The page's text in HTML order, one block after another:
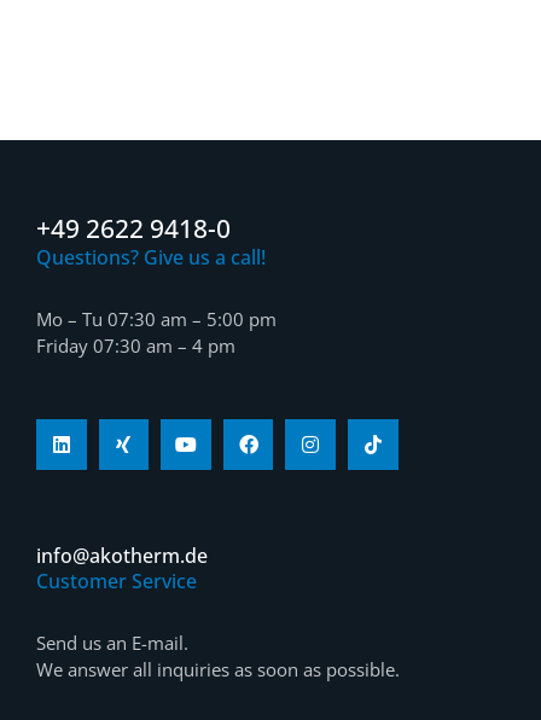
+49 2622 9418-0
Questions? Give us a call!
Mo – Tu 07:30 am – 5:00 pm
Friday 07:30 am – 4 pm
info@akotherm.de
Customer Service
Send us an E-mail.
We answer all inquiries as soon as possible.